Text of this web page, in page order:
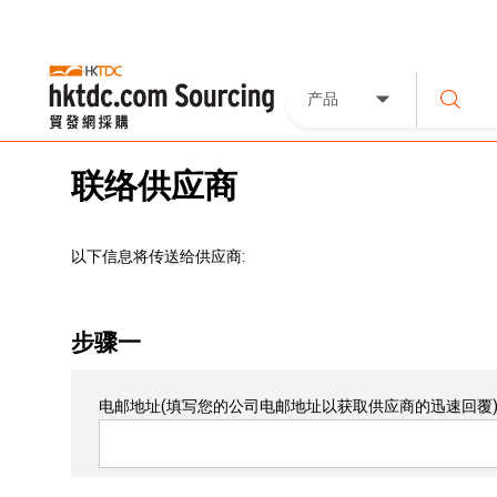
产品
联络供应商
以下信息将传送给供应商:
步骤一
电邮地址(填写您的公司电邮地址以获取供应商的迅速回覆)